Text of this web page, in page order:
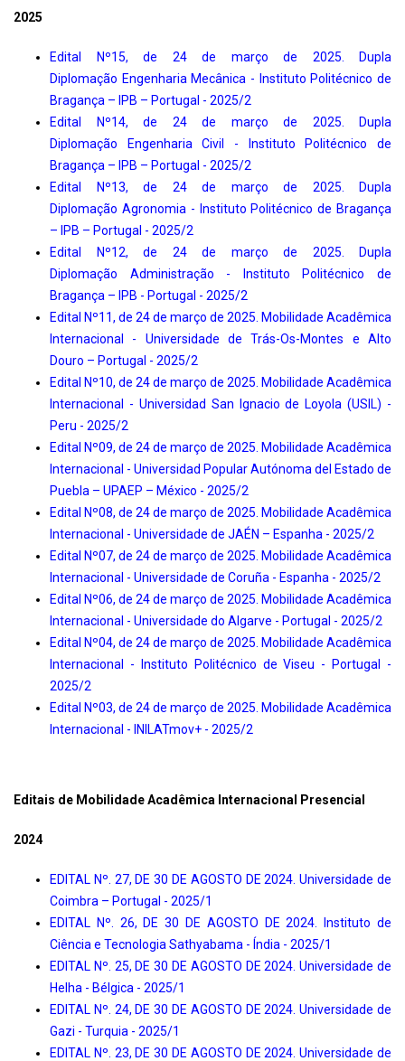
2025
Edital Nº15, de 24 de março de 2025. Dupla
Diplomação Engenharia Mecânica - Instituto Politécnico de
Bragança – IPB – Portugal - 2025/2
Edital Nº14, de 24 de março de 2025. Dupla
Diplomação Engenharia Civil - Instituto Politécnico de
Bragança – IPB – Portugal - 2025/2
Edital Nº13, de 24 de março de 2025. Dupla
Diplomação Agronomia - Instituto Politécnico de Bragança
– IPB – Portugal - 2025/2
Edital Nº12, de 24 de março de 2025. Dupla
Diplomação Administração - Instituto Politécnico de
Bragança – IPB - Portugal - 2025/2
Edital Nº11, de 24 de março de 2025. Mobilidade Acadêmica
Internacional - Universidade de Trás-Os-Montes e Alto
Douro – Portugal - 2025/2
Edital Nº10, de 24 de março de 2025. Mobilidade Acadêmica
Internacional - Universidad San Ignacio de Loyola (USIL) -
Peru - 2025/2
Edital Nº09, de 24 de março de 2025. Mobilidade Acadêmica
Internacional - Universidad Popular Autónoma del Estado de
Puebla – UPAEP – México - 2025/2
Edital Nº08, de 24 de março de 2025. Mobilidade Acadêmica
Internacional - Universidade de JAÉN – Espanha - 2025/2
Edital Nº07, de 24 de março de 2025. Mobilidade Acadêmica
Internacional - Universidade de Coruña - Espanha - 2025/2
Edital Nº06, de 24 de março de 2025. Mobilidade Acadêmica
Internacional - Universidade do Algarve - Portugal - 2025/2
Edital Nº04, de 24 de março de 2025. Mobilidade Acadêmica
Internacional - Instituto Politécnico de Viseu - Portugal -
2025/2
Edital Nº03, de 24 de março de 2025. Mobilidade Acadêmica
Internacional - INILATmov+ - 2025/2
Editais de Mobilidade Acadêmica Internacional Presencial
2024
EDITAL Nº. 27, DE 30 DE AGOSTO DE 2024. Universidade de
Coimbra – Portugal - 2025/1
EDITAL Nº. 26, DE 30 DE AGOSTO DE 2024. Instituto de
Ciência e Tecnologia Sathyabama - Índia - 2025/1
EDITAL Nº. 25, DE 30 DE AGOSTO DE 2024. Universidade de
Helha - Bélgica - 2025/1
EDITAL Nº. 24, DE 30 DE AGOSTO DE 2024. Universidade de
Gazi - Turquia - 2025/1
EDITAL Nº. 23, DE 30 DE AGOSTO DE 2024. Universidade de